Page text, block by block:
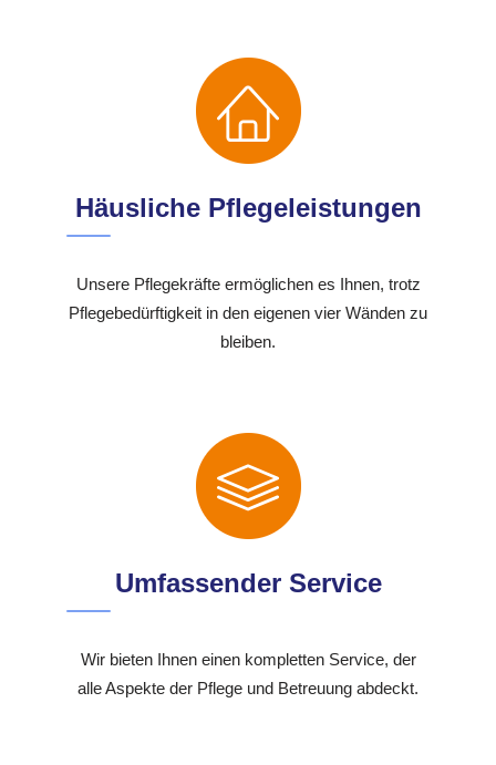
Häusliche Pflegeleistungen
Unsere Pflegekräfte ermöglichen es Ihnen, trotz
Pflegebedürftigkeit in den eigenen vier Wänden zu
bleiben.
Umfassender Service
Wir bieten Ihnen einen kompletten Service, der
alle Aspekte der Pflege und Betreuung abdeckt.